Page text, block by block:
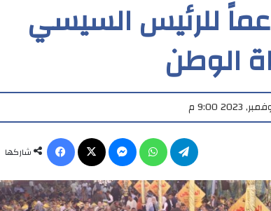
للرئيس السيسي
الوطن
شاركها
ماسنجر واتساب تيلقرام